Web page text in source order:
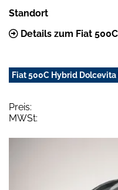
Standort
Details zum Fiat
Fiat 500C Hybrid
Preis:
MWSt: